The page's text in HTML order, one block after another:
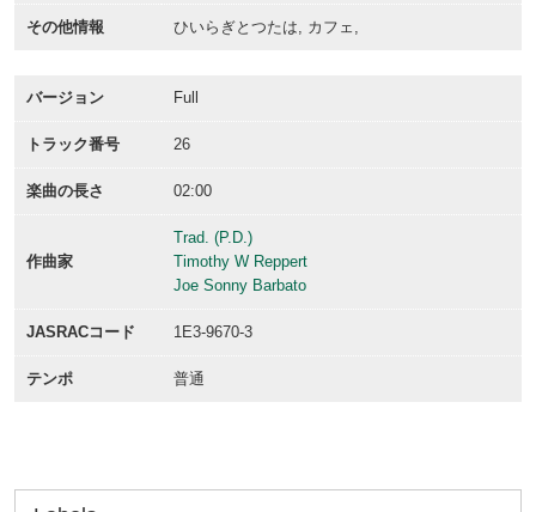
その他情報 ひいらぎとつたは, カフェ,
バージョン Full
トラック番号 26
楽曲の長さ 02:00
作曲家
Trad. (P.D.)
Timothy W Reppert
Joe Sonny Barbato
JASRACコード 1E3-9670-3
テンポ 普通